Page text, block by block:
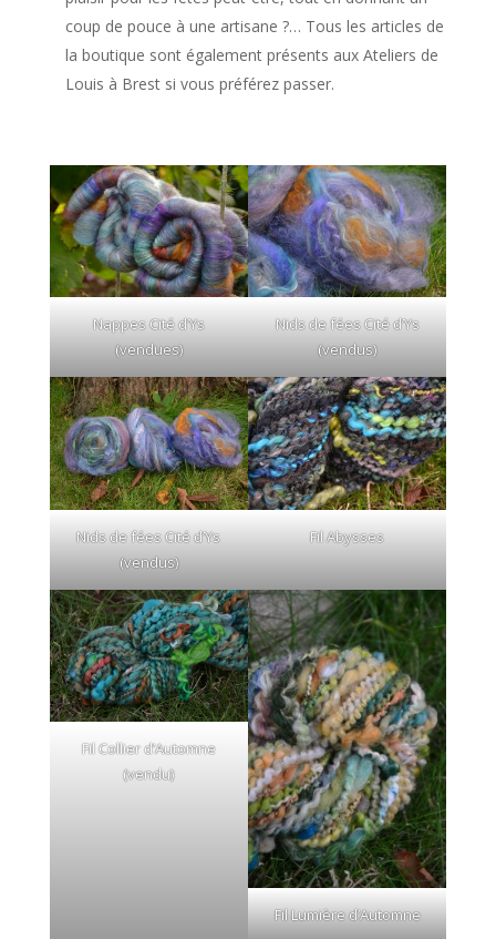
coup de pouce à une artisane ?… Tous les articles de
la boutique sont également présents aux Ateliers de
Louis à Brest si vous préférez passer.
Nappes Cité d’Ys
(vendues)
Nids de fées Cité d’Ys
(vendus)
Nids de fées Cité d’Ys
(vendus)
Fil Abysses
Fil Collier d’Automne
(vendu)
Fil Lumière d’Automne